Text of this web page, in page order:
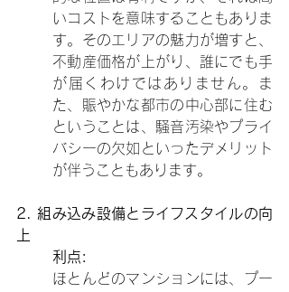
いコストを意味することもありま
す。そのエリアの魅力が増すと、
不動産価格が上がり、誰にでも手
が届くわけではありません。ま
た、賑やかな都市の中心部に住む
ということは、騒音汚染やプライ
バシーの欠如といったデメリット
が伴うこともあります。
2. 組み込み設備とライフスタイルの向
上
利点:
ほとんどのマンションには、プー